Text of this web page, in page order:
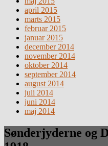
april 2015
marts 2015
februar 2015
januar 2015
december 2014
november 2014
oktober 2014
september 2014
august 2014
juli 2014
juni 2014
maj 2014
Sønderjyderne og